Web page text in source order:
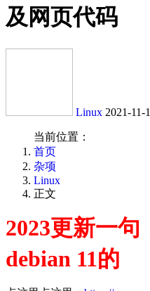
及网页代码
Linux 2021-11-
当前位置：
首页
杂项
Linux
正文
2023更新一句
debian 11的